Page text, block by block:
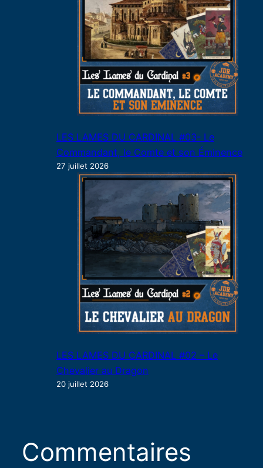
LES LAMES DU CARDINAL #03- Le
Commandant, le Comte et son Éminence
27 juillet 2026
LES LAMES DU CARDINAL #02 – Le
Chevalier au Dragon
20 juillet 2026
Commentaires